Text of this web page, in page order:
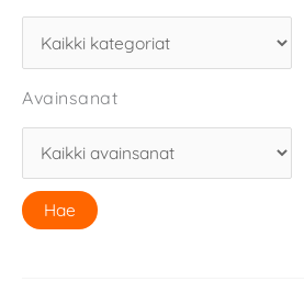
Avainsanat